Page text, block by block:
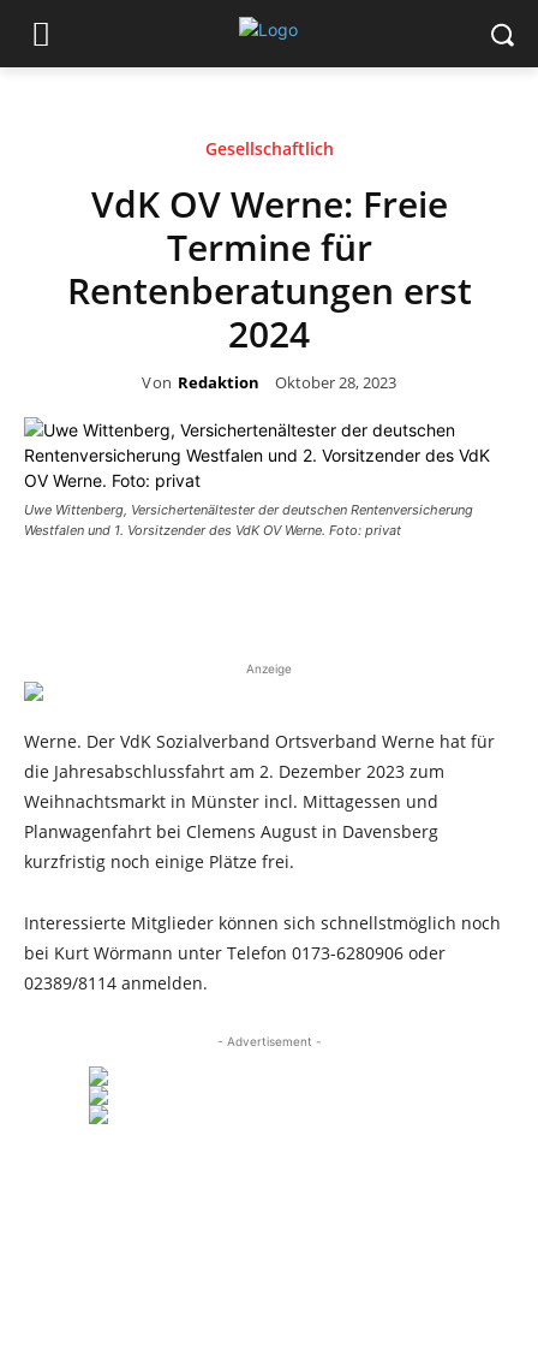
Gesellschaftlich
VdK OV Werne: Freie
Termine für
Rentenberatungen erst
2024
Von Redaktion Oktober 28, 2023
Uwe Wittenberg, Versichertenältester der deutschen Rentenversicherung
Westfalen und 1. Vorsitzender des VdK OV Werne. Foto: privat
Anzeige
Werne. Der VdK Sozialverband Ortsverband Werne hat für
die Jahresabschlussfahrt am 2. Dezember 2023 zum
Weihnachtsmarkt in Münster incl. Mittagessen und
Planwagenfahrt bei Clemens August in Davensberg
kurzfristig noch einige Plätze frei.
Interessierte Mitglieder können sich schnellstmöglich noch
bei Kurt Wörmann unter Telefon 0173-6280906 oder
02389/8114 anmelden.
- Advertisement -